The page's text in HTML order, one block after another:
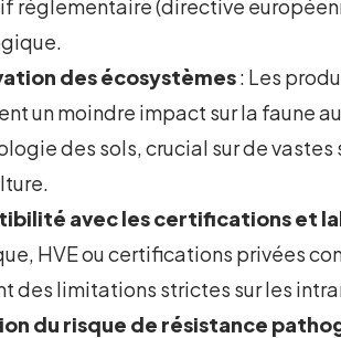
réglementaire (directive
des écosystèmes: Les
un moindre impact sur la faune
des sols, crucial sur de vastes
avec les certifications et
HVE ou certifications privées
des limitations strictes sur les
du risque de résistance